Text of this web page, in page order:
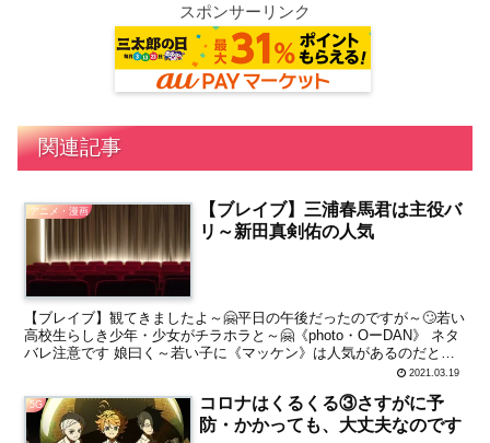
スポンサーリンク
関連記事
アニメ・漫画
【ブレイブ】三浦春馬君は主役バ
リ～新田真剣佑の人気
【ブレイブ】観てきましたよ～🤗平日の午後だったのですが～🙄若い
高校生らしき少年・少女がチラホラと～🤗《photo・OーDAN》 ネタ
バレ注意です 娘曰く～若い子に《マッケン》は人気があるのだとか
2021.03.19
5G
コロナはくるくる③さすがに予
防・かかっても、大丈夫なのです